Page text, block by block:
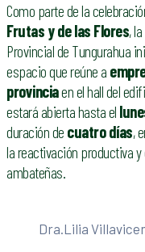
Como parte de la
Frutas y de las Flores,
Provincial de Tungurahua
espacio que reúne a
provinciaen el hall del
estará abierta hasta el
duración de cuatro días,
la reactivación productiva
ambateñas.
Dra.Lilia